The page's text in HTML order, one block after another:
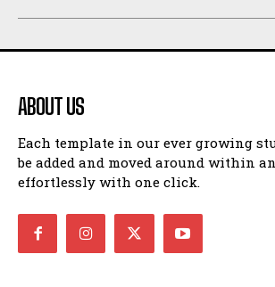
ABOUT US
Each template in our ever growing
be added and moved around within
effortlessly with one click.